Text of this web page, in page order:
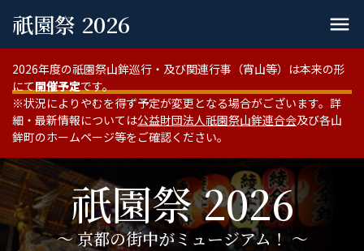
祇園祭 2026 menu
2026年度の祇園祭山鉾巡行・及び関連行事（宵山等）は本来の形
にて開催予定です。
※状況によりやむを得ず予定が変更となる場合がございます。詳
細・最新情報については公益財団法人祇園祭山鉾連合会及び各山
鉾町のホームページ等をご確認ください。
祇園祭 2026
〜 京都の街中がミュージアム！ 〜